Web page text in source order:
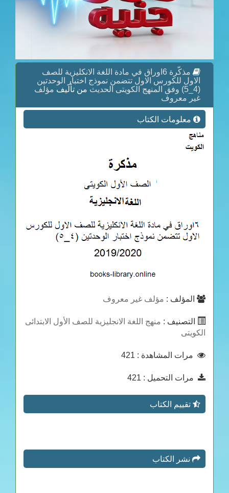
مذكّرة 6اوراق في مادة اللغة الانكليزية للصف
الاول للكورس الاول تتضمن نموذج اختبار الوحدتين
(4_5) وفق المنهج الكويتى الحديث
من تأليف مؤلف
غير معروف
معلومات الكتاب
المؤلف : مؤلف غير معروف
التصنيف : منهج اللغة الانجليزية للصف الأول الابتدائى
الكويتى
مرات المشاهدة : 421
مرات التحميل : 421
تقييم الكتاب
نشر الكتاب